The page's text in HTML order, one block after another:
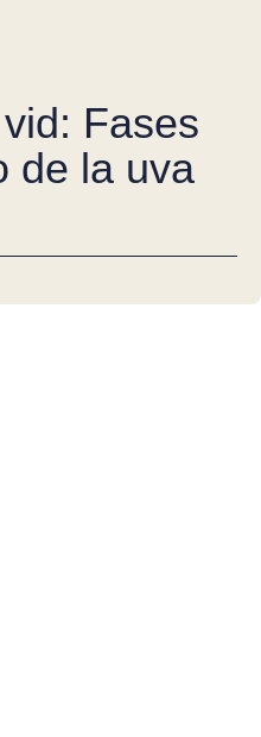
Fases
de la uva